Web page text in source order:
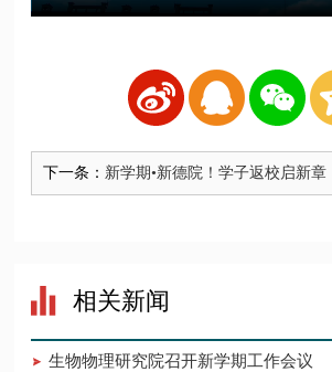
下一条： 新学期•新德院！学子返校启新
方，欢迎德院学子回家
相关新闻
生物物理研究院召开新学期工作会议